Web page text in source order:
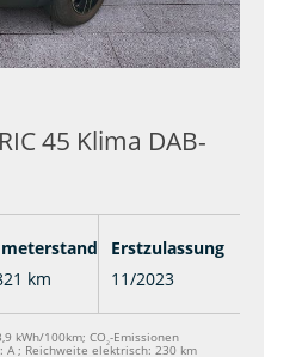
45 Klima DAB-
km
Erstzulassung
11/2023
kWh/100km; CO2-Emissionen
A ; Reichweite elektrisch: 230 km